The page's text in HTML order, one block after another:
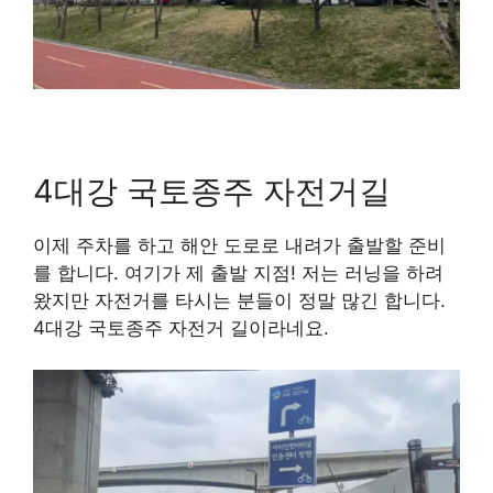
4대강 국토종주 자전거길
이제 주차를 하고 해안 도로로 내려가 출발할 준비
를 합니다. 여기가 제 출발 지점! 저는 러닝을 하려
왔지만 자전거를 타시는 분들이 정말 많긴 합니다.
4대강 국토종주 자전거 길이라네요.